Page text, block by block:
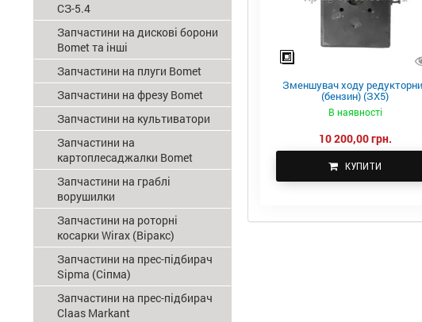
Зменшувач ходу
(бензин) (ЗХ5)
В наявності
10 200,00 грн.
КУПИТИ
СЗ-5.4
Запчастини на дискові борони
Bomet та інші
Запчастини на плуги Bomet
Запчастини на фрезу Bomet
Запчастини на культиватори
Запчастини на
картоплесаджалки Bomet
Запчастини на граблі
ворушилки
Запчастини на роторні
косарки Wirax (Віракс)
Запчастини на прес-підбирач
Sipma (Сіпма)
Запчастини на прес-підбирач
Claas Мarkant